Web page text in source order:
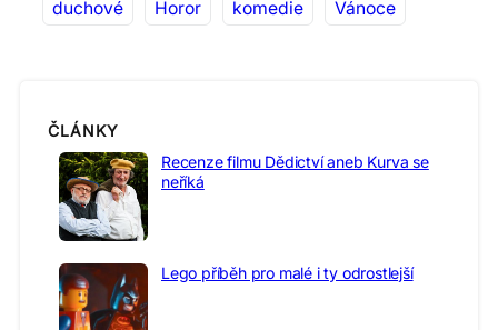
duchové Horor komedie Vánoce
ČLÁNKY
Recenze filmu Dědictví aneb Kurva se
neříká
Lego příběh pro malé i ty odrostlejší